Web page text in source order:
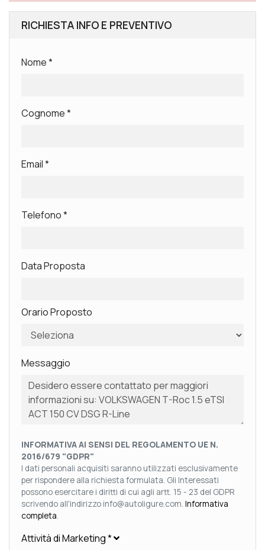
RICHIESTA INFO E PREVENTIVO
Nome*
Cognome*
Email*
Telefono*
Data Proposta
Orario Proposto
Messaggio
INFORMATIVA AI SENSI DEL REGOLAMENTO UE N.
2016/679 "GDPR"
I dati personali acquisiti saranno utilizzati esclusivamente
per rispondere alla richiesta formulata. Gli Interessati
possono esercitare i diritti di cui agli artt. 15 - 23 del GDPR
scrivendo all'indirizzo info@autoligure.com. Informativa
completa.
Attività di Marketing*